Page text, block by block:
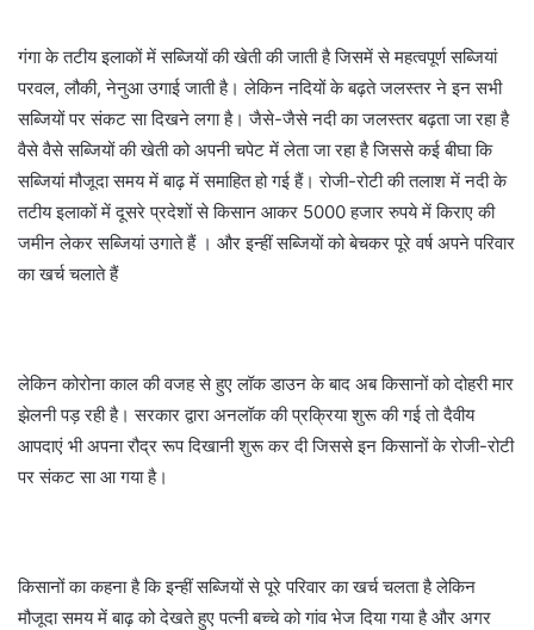
गंगा के तटीय इलाकों में सब्जियों की खेती की जाती है जिसमें से महत्वपूर्ण सब्जियां
परवल, लौकी, नेनुआ उगाई जाती है। लेकिन नदियों के बढ़ते जलस्तर ने इन सभी
सब्जियों पर संकट सा दिखने लगा है। जैसे-जैसे नदी का जलस्तर बढ़ता जा रहा है
वैसे वैसे सब्जियों की खेती को अपनी चपेट में लेता जा रहा है जिससे कई बीघा कि
सब्जियां मौजूदा समय में बाढ़ में समाहित हो गई हैं। रोजी-रोटी की तलाश में नदी के
तटीय इलाकों में दूसरे प्रदेशों से किसान आकर 5000 हजार रुपये में किराए की
जमीन लेकर सब्जियां उगाते हैं । और इन्हीं सब्जियों को बेचकर पूरे वर्ष अपने परिवार
का खर्च चलाते हैं
लेकिन कोरोना काल की वजह से हुए लॉक डाउन के बाद अब किसानों को दोहरी मार
झेलनी पड़ रही है। सरकार द्वारा अनलॉक की प्रक्रिया शुरू की गई तो दैवीय
आपदाएं भी अपना रौद्र रूप दिखानी शुरू कर दी जिससे इन किसानों के रोजी-रोटी
पर संकट सा आ गया है।
किसानों का कहना है कि इन्हीं सब्जियों से पूरे परिवार का खर्च चलता है लेकिन
मौजूदा समय में बाढ़ को देखते हुए पत्नी बच्चे को गांव भेज दिया गया है और अगर